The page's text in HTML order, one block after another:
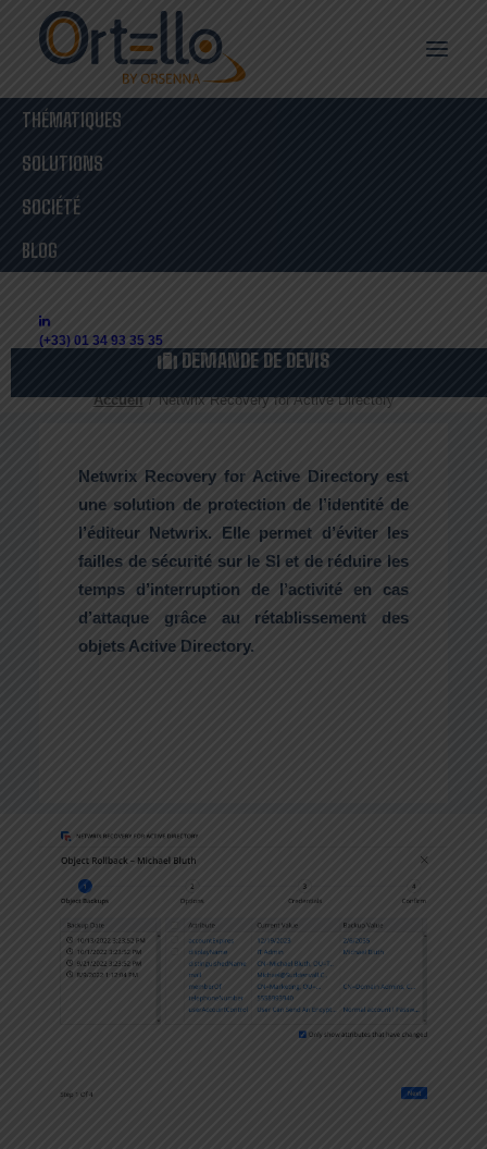
THÉMATIQUES
SOLUTIONS
SOCIÉTÉ
BLOG
(+33) 01 34 93 35 35
DEMANDE DE DEVIS
Active Directory
Accueil Netwrix Recovery for Active Directory
Netwrix Recovery for Active Directory est
une solution de protection de l’identité de
l’éditeur Netwrix. Elle permet d’éviter les
failles de sécurité sur le SI et de réduire les
temps d’interruption de l’activité en cas
d’attaque grâce au rétablissement des
objets Active Directory.